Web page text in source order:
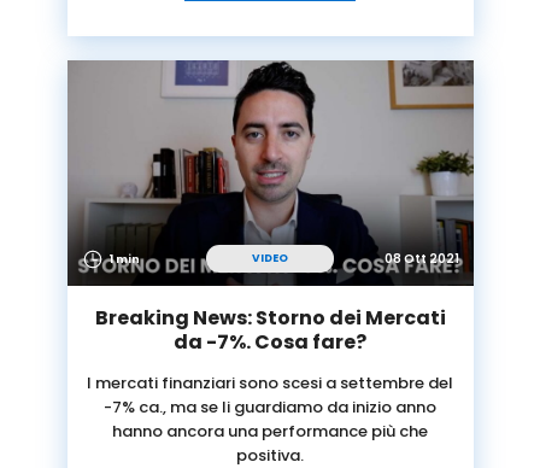
1 min VIDEO 08 Ott 2021
Breaking News: Storno dei Mercati
da -7%. Cosa fare?
I mercati finanziari sono scesi a settembre del
-7% ca., ma se li guardiamo da inizio anno
hanno ancora una performance più che
positiva.